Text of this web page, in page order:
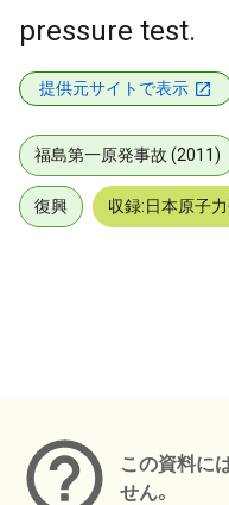
pressure test.
提供元サイトで表示
福島第一原発事故 (2011)
復興 収録:日本原子
この資料に
せん。